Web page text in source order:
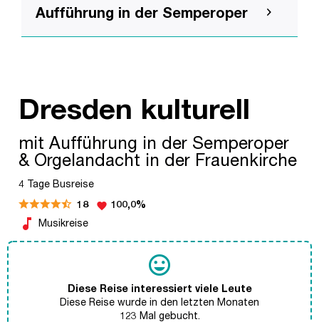
Aufführung in der Semperoper
Dresden kulturell
mit Aufführung in der Semperoper
& Orgelandacht in der Frauenkirche
4 Tage Busreise
18
favorite 100,0%
music_note Musikreise
tag_faces
Diese Reise interessiert viele Leute
Diese Reise wurde in den letzten Monaten
123 Mal gebucht.